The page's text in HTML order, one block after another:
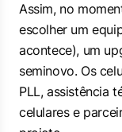
Assim, no
escolher um
acontece), um
seminovo. Os
PLL, assistência
celulares e